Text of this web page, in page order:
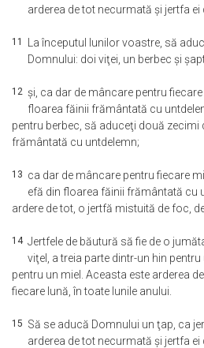
arderea de tot necurmată şi jertfa ei
11
La începutul lunilor voastre, să
Domnului: doi viţei, un berbec şi
12 şi, ca dar de mâncare pentru
floarea făinii frământată cu
pentru berbec, să aduceţi două zecimi
frământată cu untdelemn;
13 ca dar de mâncare pentru fiecare
efă din floarea făinii frământată cu
ardere de tot, o jertfă mistuită de foc,
14 Jertfele de băutură să fie de o
viţel, a treia parte dintr-un hin
pentru un miel. Aceasta este arderea
fiecare lună, în toate lunile anului.
15 Să se aducă Domnului un ţap, ca
arderea de tot necurmată şi jertfa ei